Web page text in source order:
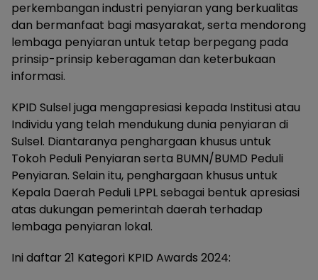
perkembangan industri penyiaran yang berkualitas
dan bermanfaat bagi masyarakat, serta mendorong
lembaga penyiaran untuk tetap berpegang pada
prinsip-prinsip keberagaman dan keterbukaan
informasi.
KPID Sulsel juga mengapresiasi kepada Institusi atau
Individu yang telah mendukung dunia penyiaran di
Sulsel. Diantaranya penghargaan khusus untuk
Tokoh Peduli Penyiaran serta BUMN/BUMD Peduli
Penyiaran. Selain itu, penghargaan khusus untuk
Kepala Daerah Peduli LPPL sebagai bentuk apresiasi
atas dukungan pemerintah daerah terhadap
lembaga penyiaran lokal.
Ini daftar 21 Kategori KPID Awards 2024: